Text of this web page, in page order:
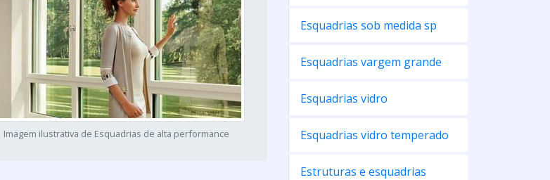
Imagem ilustrativa de Esquadrias de alta performance
Esquadrias sob medida sp
Esquadrias vargem grande
Esquadrias vidro
Esquadrias vidro temperado
Estruturas e esquadrias